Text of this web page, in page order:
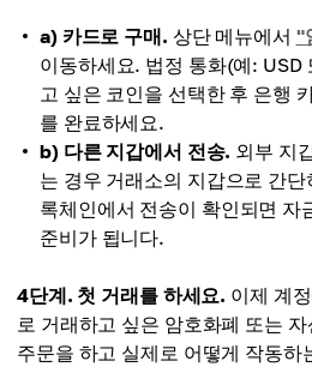
a) 카드로 구매. 상단 메뉴에서 "
이동하세요. 법정 통화(예: USD
고 싶은 코인을 선택한 후 은행
를 완료하세요.
b) 다른 지갑에서 전송. 외부 지
는 경우 거래소의 지갑으로 간
록체인에서 전송이 확인되면 자
준비가 됩니다.
4단계. 첫 거래를 하세요. 이제 계
로 거래하고 싶은 암호화폐 또는
주문을 하고 실제로 어떻게 작동하